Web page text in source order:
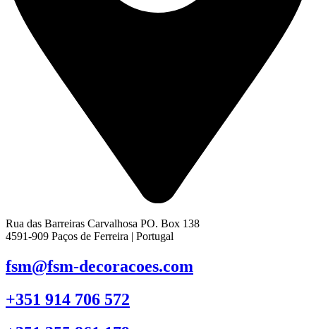
Rua das Barreiras Carvalhosa PO. Box 138
4591-909 Paços de Ferreira | Portugal
fsm@fsm-decoracoes.com
+351 914 706 572